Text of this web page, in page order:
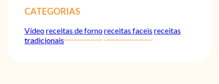
CATEGORIAS
Vídeoreceitas de fornoreceitas faceis receitas
tradicionais